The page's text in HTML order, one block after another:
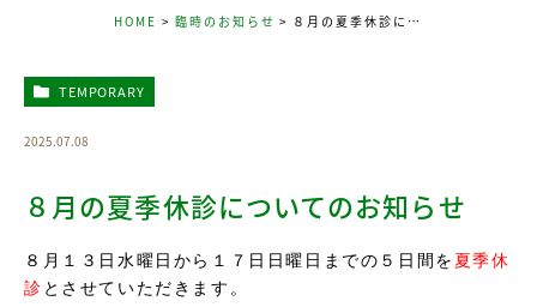
HOME 臨時のお知らせ ８月の夏季休診についてのお知らせ
TEMPORARY
2025.07.08
８月の夏季休診についてのお知らせ
８月１３日水曜日から１７日日曜日までの ５日間を 夏季休
診 とさせていただきます。